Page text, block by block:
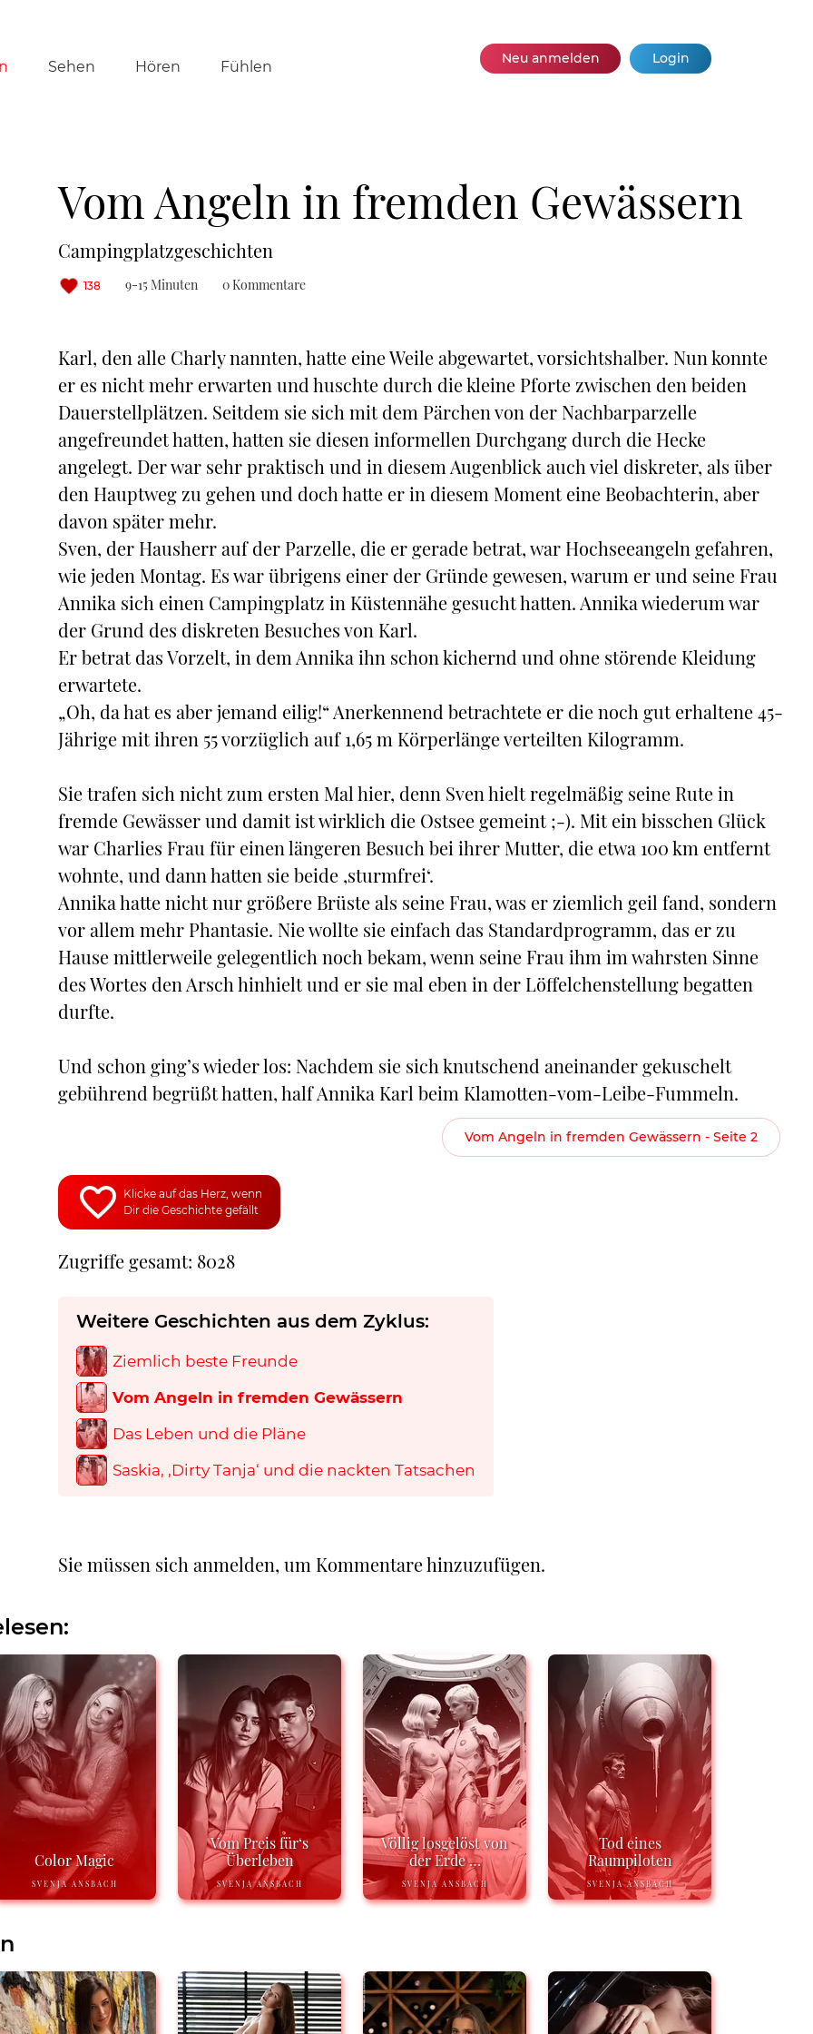
Sehen Hören Fühlen Neu anmelden Login
Vom Angeln in fremden Gewässern
Campingplatzgeschichten
138 9-15 Minuten 0 Kommentare
Karl, den alle Charly nannten, hatte eine Weile abgewartet, vorsichtshalber. Nun konnte
er es nicht mehr erwarten und huschte durch die kleine Pforte zwischen den beiden
Dauerstellplätzen. Seitdem sie sich mit dem Pärchen von der Nachbarparzelle
angefreundet hatten, hatten sie diesen informellen Durchgang durch die Hecke
angelegt. Der war sehr praktisch und in diesem Augenblick auch viel diskreter, als über
den Hauptweg zu gehen und doch hatte er in diesem Moment eine Beobachterin, aber
davon später mehr.
Sven, der Hausherr auf der Parzelle, die er gerade betrat, war Hochseeangeln gefahren,
wie jeden Montag. Es war übrigens einer der Gründe gewesen, warum er und seine Frau
Annika sich einen Campingplatz in Küstennähe gesucht hatten. Annika wiederum war
der Grund des diskreten Besuches von Karl.
Er betrat das Vorzelt, in dem Annika ihn schon kichernd und ohne störende Kleidung
erwartete.
„Oh, da hat es aber jemand eilig!“ Anerkennend betrachtete er die noch gut erhaltene 45-
Jährige mit ihren 55 vorzüglich auf 1,65 m Körperlänge verteilten Kilogramm.
Sie trafen sich nicht zum ersten Mal hier, denn Sven hielt regelmäßig seine Rute in
fremde Gewässer und damit ist wirklich die Ostsee gemeint ;-). Mit ein bisschen Glück
war Charlies Frau für einen längeren Besuch bei ihrer Mutter, die etwa 100 km entfernt
wohnte, und dann hatten sie beide ‚sturmfrei‘.
Annika hatte nicht nur größere Brüste als seine Frau, was er ziemlich geil fand, sondern
vor allem mehr Phantasie. Nie wollte sie einfach das Standardprogramm, das er zu
Hause mittlerweile gelegentlich noch bekam, wenn seine Frau ihm im wahrsten Sinne
des Wortes den Arsch hinhielt und er sie mal eben in der Löffelchenstellung begatten
durfte.
Und schon ging’s wieder los: Nachdem sie sich knutschend aneinander gekuschelt
gebührend begrüßt hatten, half Annika Karl beim Klamotten-vom-Leibe-Fummeln.
Vom Angeln in fremden Gewässern - Seite 2
Klicke auf das Herz, wenn
Dir die Geschichte gefällt
Zugriffe gesamt: 8028
Weitere Geschichten aus dem Zyklus:
Ziemlich beste Freunde
Vom Angeln in fremden Gewässern
Das Leben und die Pläne
Saskia, ‚Dirty Tanja‘ und die nackten Tatsachen
Sie müssen sich anmelden, um Kommentare hinzuzufügen.
Color Magic
SVENJA ANSBACH
Vom Preis für‘s
Überleben
SVENJA ANSBACH
Völlig losgelöst von
der Erde …
SVENJA ANSBACH
Tod eines
Raumpiloten
SVENJA ANSBACH